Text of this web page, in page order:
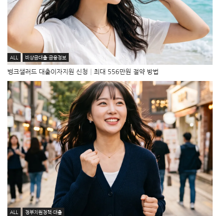
ALL 비상금대출·금융정보
뱅크샐러드 대출이자지원 신청│최대 556만원 절약 방법
ALL 정부지원정책·대출